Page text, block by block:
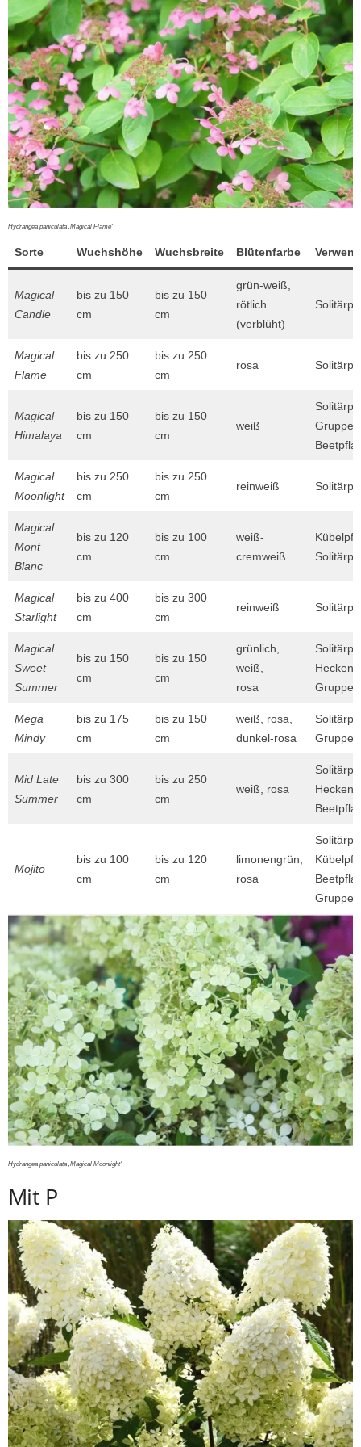
Hydrangea paniculata ‚Magical Flame‘
Sorte Wuchshöhe Wuchsbreite Blütenfarbe
Magical
Candle
bis zu 150
cm
bis zu 150
cm
grün-weiß,
rötlich
(verblüht)
Magical
Flame
bis zu 250
cm
bis zu 250
cm
rosa
Magical
Himalaya
bis zu 150
cm
bis zu 150
cm
weiß
Magical
Moonlight
bis zu 250
cm
bis zu 250
cm
reinweiß
Magical
Mont
Blanc
bis zu 120
cm
bis zu 100
cm
weiß-
cremweiß
Magical
Starlight
bis zu 400
cm
bis zu 300
cm
reinweiß
Magical
Sweet
Summer
bis zu 150
cm
bis zu 150
cm
grünlich,
weiß,
rosa
Mega
Mindy
bis zu 175
cm
bis zu 150
cm
weiß, rosa,
dunkel-rosa
Mid Late
Summer
bis zu 300
cm
bis zu 250
cm
weiß, rosa
Mojito
bis zu 100
cm
bis zu 120
cm
limonengrün,
rosa
Hydrangea paniculata ‚Magical Moonlight‘
Mit P